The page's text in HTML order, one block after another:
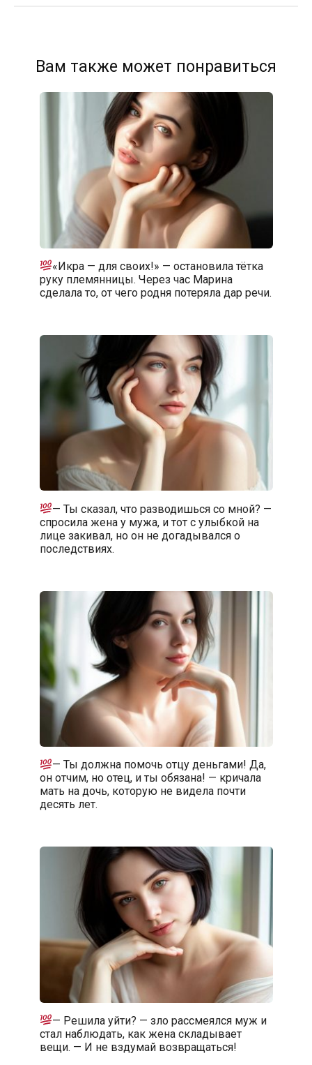
Вам также может понравиться
«Икра — для своих!» — остановила тётка
руку племянницы. Через час Марина
сделала то, от чего родня потеряла дар речи.
— Ты сказал, что разводишься со мной? —
спросила жена у мужа, и тот с улыбкой на
лице закивал, но он не догадывался о
последствиях.
— Ты должна помочь отцу деньгами! Да,
он отчим, но отец, и ты обязана! — кричала
мать на дочь, которую не видела почти
десять лет.
— Решила уйти? — зло рассмеялся муж и
стал наблюдать, как жена складывает
вещи. — И не вздумай возвращаться!